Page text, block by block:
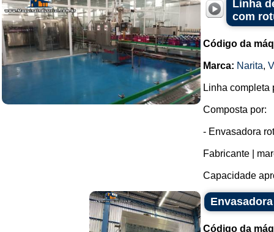
Linha
com
Código da
Marca: Narita,
Linha completa
Composta por:
- Envasadora
Fabricante |
Capacidade
Código da